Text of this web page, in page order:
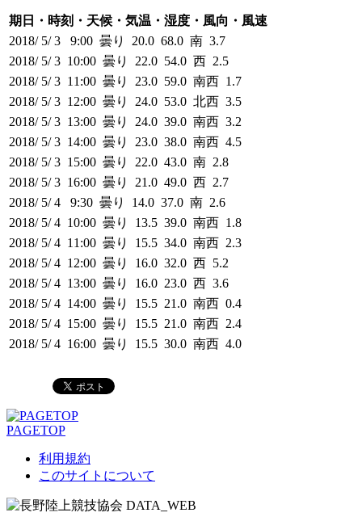
期日・時刻・天候・気温・湿度・風向・風速
2018/ 5/ 3 9:00 曇り 20.0 68.0 南 3.7
2018/ 5/ 3 10:00 曇り 22.0 54.0 西 2.5
2018/ 5/ 3 11:00 曇り 23.0 59.0 南西 1.7
2018/ 5/ 3 12:00 曇り 24.0 53.0 北西 3.5
2018/ 5/ 3 13:00 曇り 24.0 39.0 南西 3.2
2018/ 5/ 3 14:00 曇り 23.0 38.0 南西 4.5
2018/ 5/ 3 15:00 曇り 22.0 43.0 南 2.8
2018/ 5/ 3 16:00 曇り 21.0 49.0 西 2.7
2018/ 5/ 4 9:30 曇り 14.0 37.0 南 2.6
2018/ 5/ 4 10:00 曇り 13.5 39.0 南西 1.8
2018/ 5/ 4 11:00 曇り 15.5 34.0 南西 2.3
2018/ 5/ 4 12:00 曇り 16.0 32.0 西 5.2
2018/ 5/ 4 13:00 曇り 16.0 23.0 西 3.6
2018/ 5/ 4 14:00 曇り 15.5 21.0 南西 0.4
2018/ 5/ 4 15:00 曇り 15.5 21.0 南西 2.4
2018/ 5/ 4 16:00 曇り 15.5 30.0 南西 4.0
PAGETOP
利用規約
このサイトについて